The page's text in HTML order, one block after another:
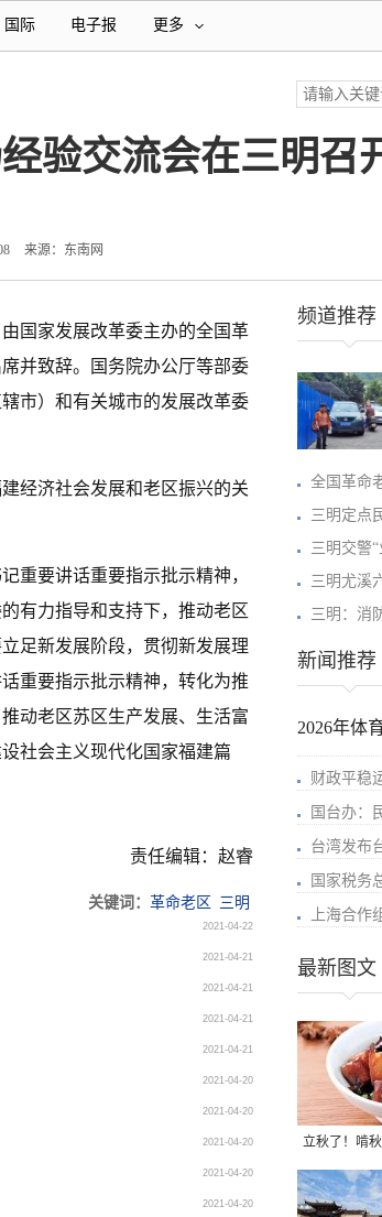
国际 电子报 更多
验交流会在三明召
来源：东南网
国家发展改革委主办的全国革
并致辞。国务院办公厅等部委
市）和有关城市的发展改革委
经济社会发展和老区振兴的关
重要讲话重要指示批示精神，
有力指导和支持下，推动老区
足新发展阶段，贯彻新发展理
重要指示批示精神，转化为推
动老区苏区生产发展、生活富
社会主义现代化国家福建篇
责任编辑：赵睿
关键词： 革命老区
三明
2021-04-22
2021-04-21
2021-04-21
2021-04-21
2021-04-21
2021-04-20
2021-04-20
2021-04-20
2021-04-20
2021-04-20
频道推荐
全国革命
三明定点
三明交警
三明尤溪
三明：消
新闻推荐
2026年体
财政平稳
国台办：
台湾发布
国家税务
上海合作
最新图文
立秋了！啃秋
晒秋，福建
味→